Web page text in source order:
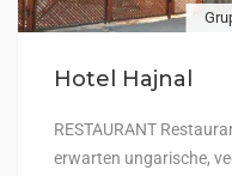
Hotel Hajnal
RESTAURANT
erwarten ungarische,